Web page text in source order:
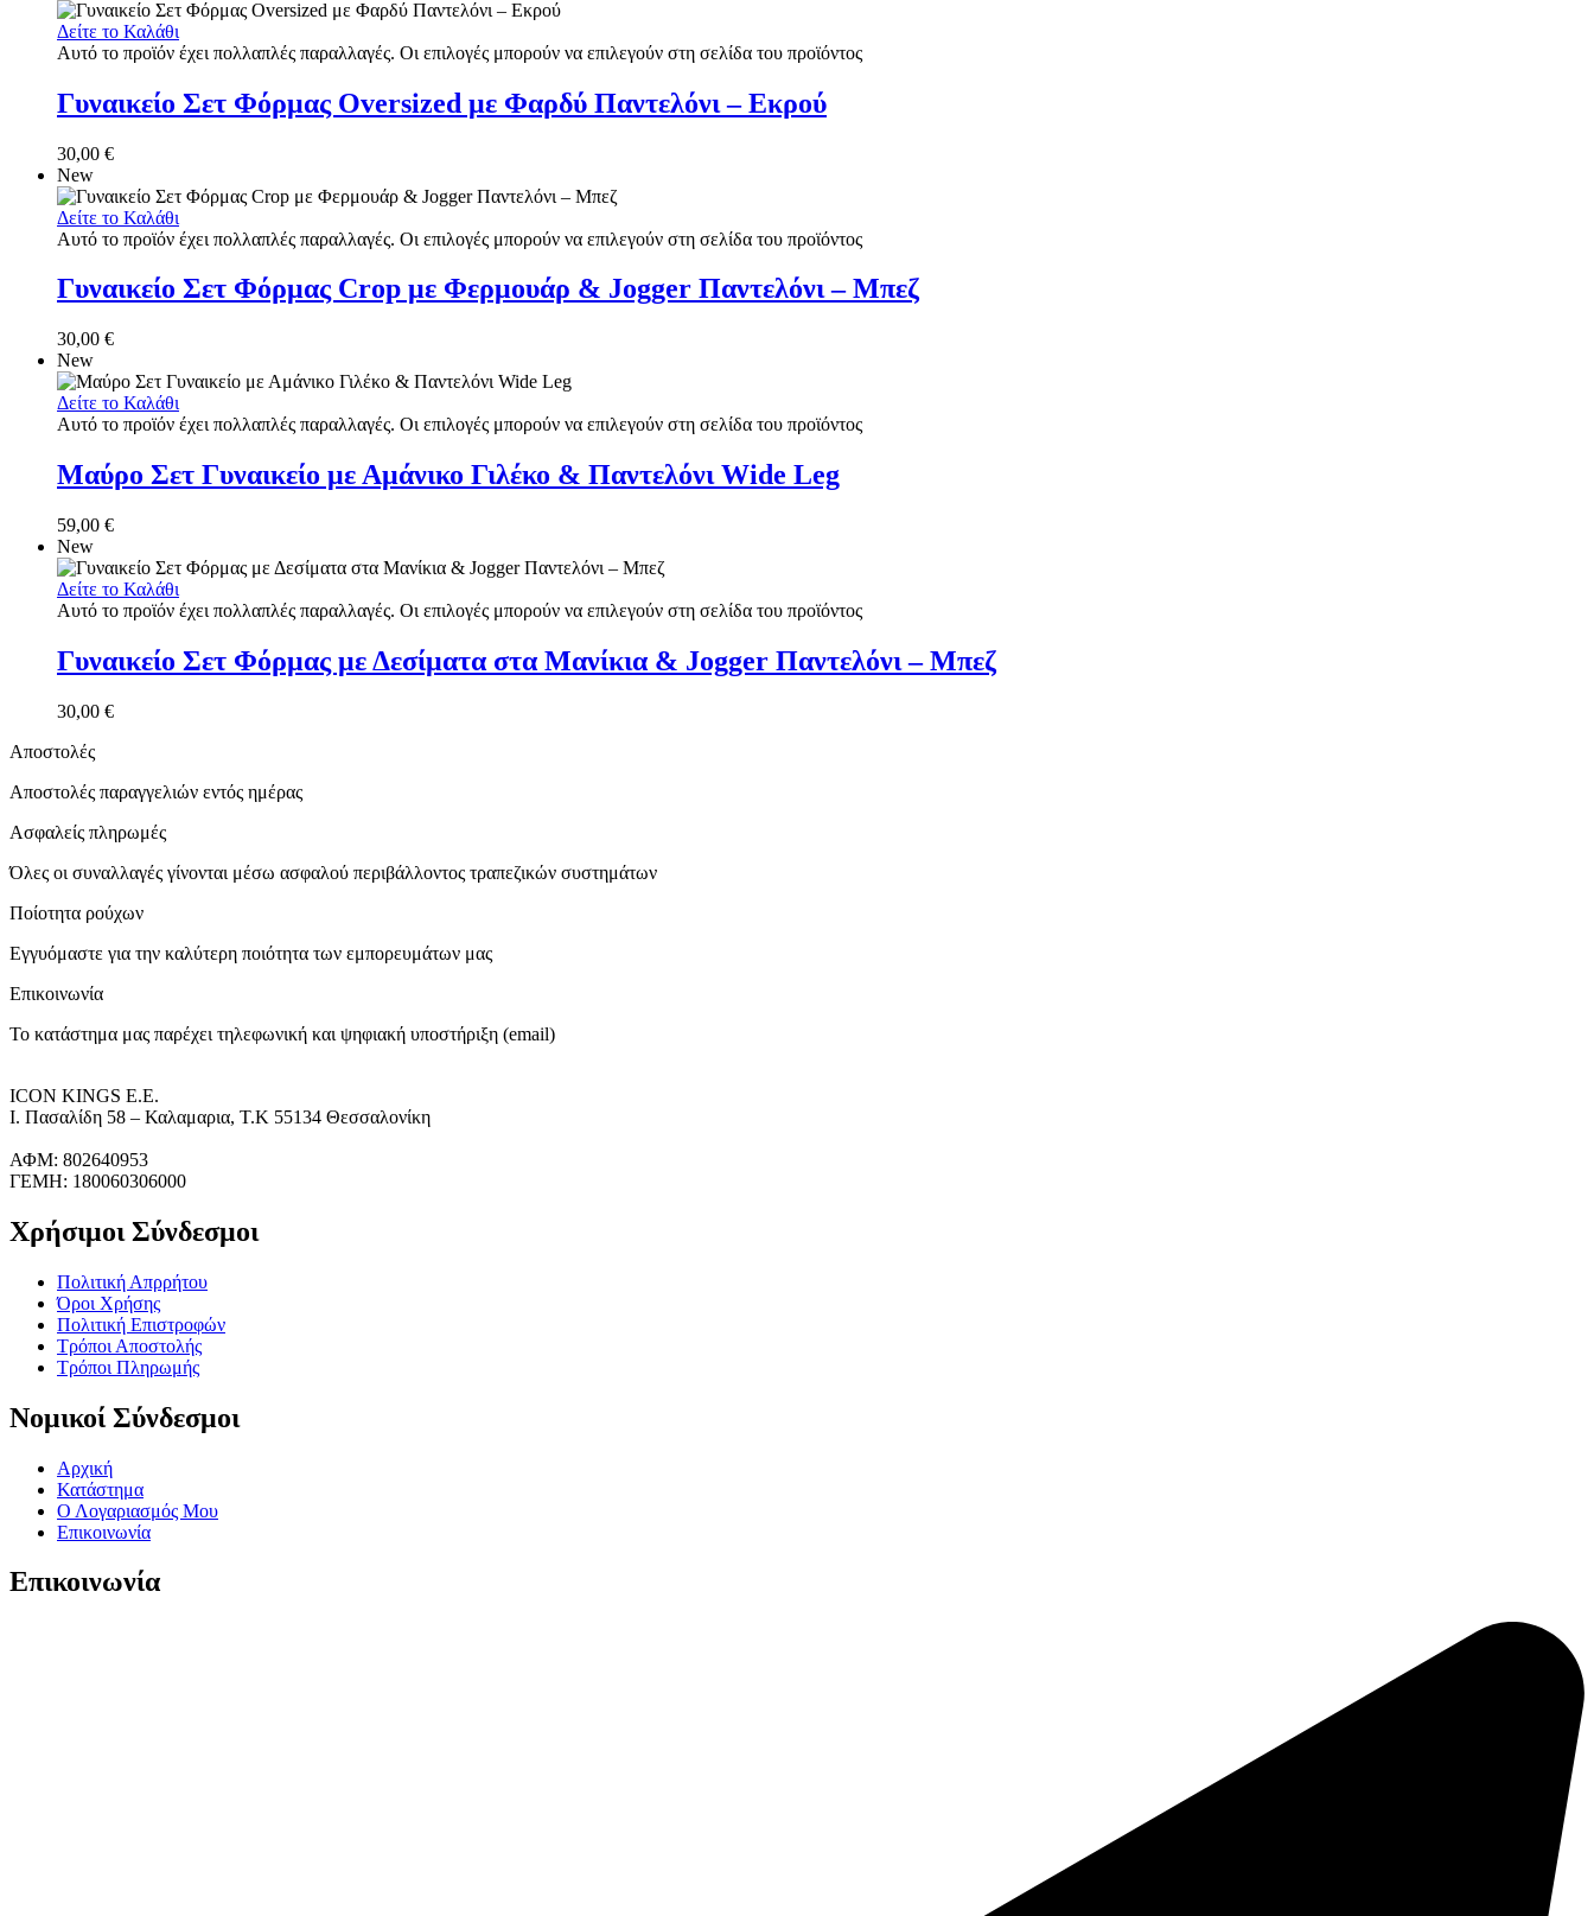
Δείτε το Καλάθι
Αυτό το προϊόν έχει πολλαπλές παραλλαγές. Οι επιλογές μπορούν να επιλεγούν στη σελίδα του προϊόντος
Γυναικείο Σετ Φόρμας Oversized με Φαρδύ Παντελόνι – Εκρού
30,00 €
New
Δείτε το Καλάθι
Αυτό το προϊόν έχει πολλαπλές παραλλαγές. Οι επιλογές μπορούν να επιλεγούν στη σελίδα του προϊόντος
Γυναικείο Σετ Φόρμας Crop με Φερμουάρ & Jogger Παντελόνι – Μπεζ
30,00 €
New
Δείτε το Καλάθι
Αυτό το προϊόν έχει πολλαπλές παραλλαγές. Οι επιλογές μπορούν να επιλεγούν στη σελίδα του προϊόντος
Μαύρο Σετ Γυναικείο με Αμάνικο Γιλέκο & Παντελόνι Wide Leg
59,00 €
New
Δείτε το Καλάθι
Αυτό το προϊόν έχει πολλαπλές παραλλαγές. Οι επιλογές μπορούν να επιλεγούν στη σελίδα του προϊόντος
Γυναικείο Σετ Φόρμας με Δεσίματα στα Μανίκια & Jogger Παντελόνι – Μπεζ
30,00 €
Αποστολές
Αποστολές παραγγελιών εντός ημέρας
Ασφαλείς πληρωμές
Όλες οι συναλλαγές γίνονται μέσω ασφαλού περιβάλλοντος τραπεζικών συστημάτων
Ποίοτητα ρούχων
Εγγυόμαστε για την καλύτερη ποιότητα των εμπορευμάτων μας
Επικοινωνία
Το κατάστημα μας παρέχει τηλεφωνική και ψηφιακή υποστήριξη (email)
ICON KINGS Ε.Ε.
Ι. Πασαλίδη 58 – Καλαμαρια, Τ.Κ 55134 Θεσσαλονίκη
ΑΦΜ: 802640953
ΓΕΜΗ: 180060306000
Χρήσιμοι Σύνδεσμοι
Πολιτική Απρρήτου
Όροι Χρήσης
Πολιτική Επιστροφών
Τρόποι Αποστολής
Τρόποι Πληρωμής
Νομικοί Σύνδεσμοι
Αρχική
Κατάστημα
Ο Λογαριασμός Μου
Επικοινωνία
Επικοινωνία